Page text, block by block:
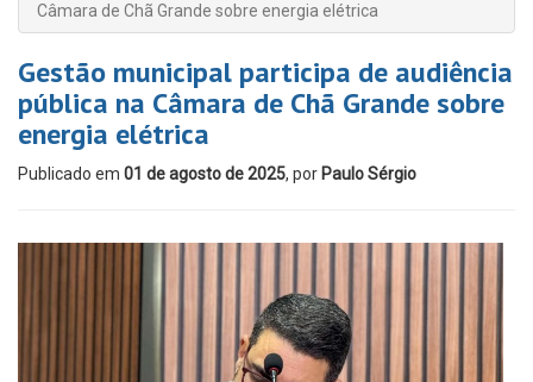
Câmara de Chã Grande sobre energia elétrica
Gestão municipal participa de audiência
pública na Câmara de Chã Grande sobre
energia elétrica
Publicado em 01 de agosto de 2025, por Paulo Sérgio